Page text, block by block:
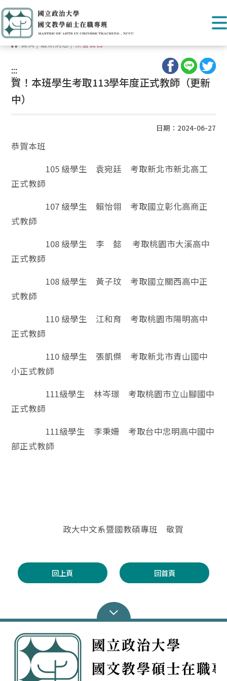
首頁/最新消息/榮譽公告
:::
:::
賀！本班學生考取113學年度正式教師（更新
中）
日期：2024-06-27
恭賀本班
105 級學生 袁宛廷 考取新北市新北高工
正式教師
107 級學生 賴怡翎 考取國立彰化高商正
式教師
108 級學生 李 懿 考取桃園市大溪高中
正式教師
108 級學生 黃子玟 考取國立關西高中正
式教師
110 級學生 江和育 考取桃園市陽明高中
正式教師
110 級學生 張凱傑 考取新北市青山國中
小正式教師
111級學生 林岑璟 考取桃園市立山腳國中
正式教師
111級學生 李秉姍 考取台中忠明高中國中
部正式教師
政大中文系暨國教碩專班 敬賀
回上頁 回首頁